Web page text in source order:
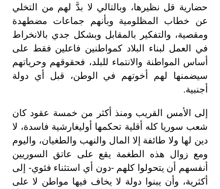
حضارية قل نظيرها، وبالتالي لا بدَّ لهم من التخلي
عن خطاب المظلومية وبأنهم جماعات مضطهدة
ومقصية، والتفكير بالمقابل وبشكل جدي بالانخراط
في العمل لبناء البلاد كمواطنين فاعلين فقط على
أساس المواطنة والانتماء للبلد، فحقوقهم وحرياتهم
سيضمنها لهم أخوتهم في الوطن، قبل أي دولة
أجنبية.
إلى الأمس القريب ومنذ أكثر من خمسة عقود كان
شعب سوريا كله أقلية تحكمها أوليغارشية فاسدة، لا
دين لها ولا طائفة إلا المال والنهب والطغيان، واليوم
ومع زوال هذه الطغمة يقع على عاتق السوريين
أنفسهم أن يتحولوا كلهم -دون أي استثناء فئوي- إلى
أكثرية، وأن يبنوا دولة لا يخاف فيها مواطن لا على